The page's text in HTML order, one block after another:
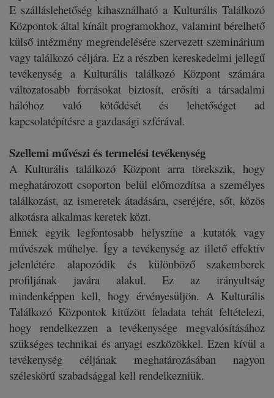
E szálláslehetőség kihasználható a Kulturális Találkozó
Központok által kínált programokhoz, valamint bérelhető
külső intézmény megrendelésére szervezett szeminárium
vagy találkozó céljára. Ez a részben kereskedelmi jellegű
tevékenység a Kulturális találkozó Központ számára
változatosabb forrásokat biztosít, erősíti a társadalmi
hálóhoz való kötődését és lehetőséget ad
kapcsolatépítésre a gazdasági szférával.
Szellemi művészi és termelési tevékenység
A Kulturális találkozó Központ arra törekszik, hogy
meghatározott csoporton belül előmozdítsa a személyes
találkozást, az ismeretek átadására, cseréjére, sőt, közös
alkotásra alkalmas keretek közt.
Ennek egyik legfontosabb helyszíne a kutatók vagy
művészek műhelye. Így a tevékenység az illető effektív
jelenlétére alapozódik és különböző szakemberek
profiljának javára alakul. Ez az irányultság
mindenképpen kell, hogy érvényesüljön. A Kulturális
Találkozó Központok kitűzött feladata tehát feltételezi,
hogy rendelkezzen a tevékenysége megvalósításához
szükséges technikai és anyagi eszközökkel. Ezen kívül a
tevékenység céljának meghatározásában nagyon
széleskörű szabadsággal kell rendelkezniük.